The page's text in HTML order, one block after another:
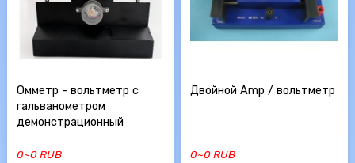
Омметр - вольтметр с
гальванометром
демонстрационный
0~0 RUB
Двойной Amp / вольтметр
0~0 RUB